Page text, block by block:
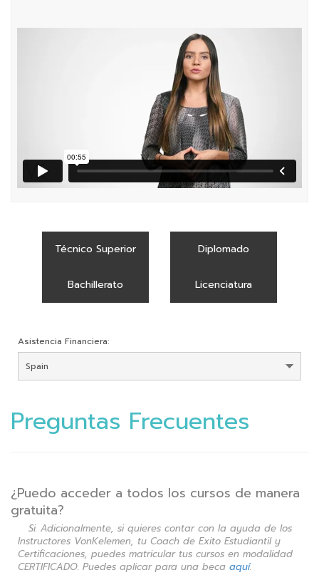
Técnico Superior Diplomado
Bachillerato Licenciatura
Asistencia Financiera:
Preguntas Frecuentes
¿Puedo acceder a todos los cursos de manera
gratuita?
Si. Adicionalmente, si quieres contar con la ayuda de los
Instructores VonKelemen, tu Coach de Exito Estudiantil y
Certificaciones, puedes matricular tus cursos en modalidad
CERTIFICADO. Puedes aplicar para una beca aquí.